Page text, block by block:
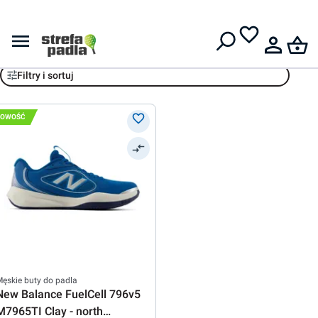
New Balance
Filtry i sortuj
buty do padla
Balance FuelCell 796v5
Clay - north